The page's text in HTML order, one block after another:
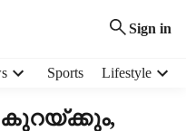
Sign in
Sports Lifestyle